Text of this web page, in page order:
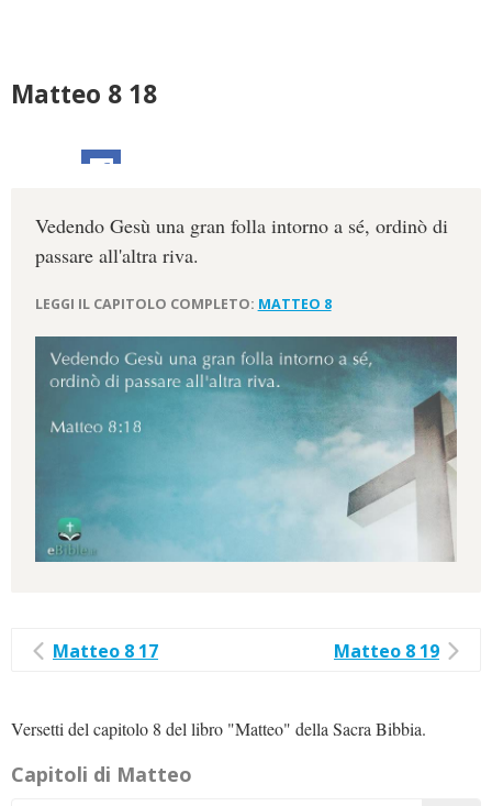
Matteo 8 18
Vedendo Gesù una gran folla intorno a sé, ordinò di
passare all'altra riva.
LEGGI IL CAPITOLO COMPLETO: MATTEO 8
Matteo 8 17 Matteo 8 19
Versetti del capitolo 8 del libro "Matteo" della Sacra Bibbia.
Capitoli di Matteo